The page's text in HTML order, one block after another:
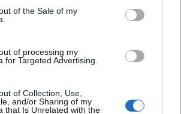
of the Sale of my
of processing my
for Targeted Advertising.
of Collection, Use,
and/or Sharing of my
that Is Unrelated with the
2026